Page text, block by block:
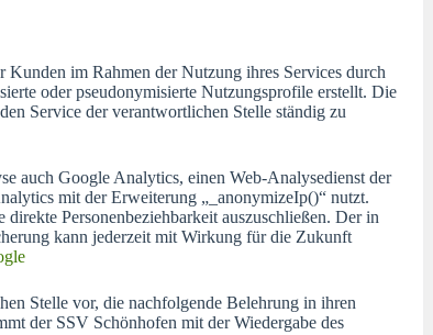
im Rahmen der Nutzung ihres Services durch
oder pseudonymisierte Nutzungsprofile erstellt. Die
Service der verantwortlichen Stelle ständig zu
auch Google Analytics, einen Web-Analysedienst der
mit der Erweiterung „_anonymizeIp()“ nutzt.
Personenbeziehbarkeit auszuschließen. Der in
kann jederzeit mit Wirkung für die Zukunft
Stelle vor, die nachfolgende Belehrung in ihren
der SSV Schönhofen mit der Wiedergabe des